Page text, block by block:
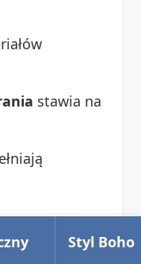
stawia na
Styl Boho